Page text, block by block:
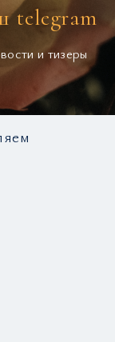
telegram
и тизеры